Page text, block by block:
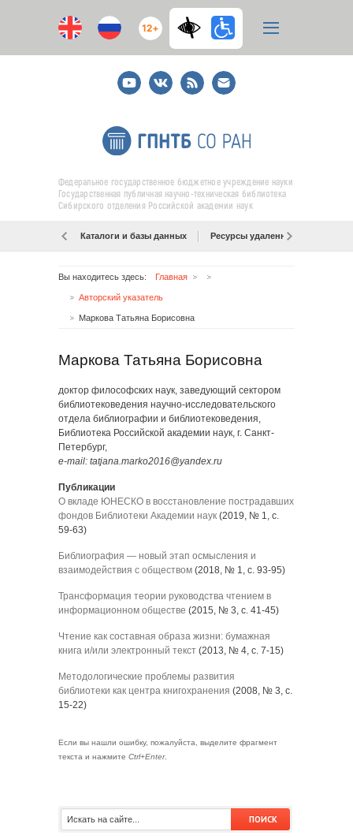
12+
YoutubeВКонтакте
RSS
E-
mail
подписка
Федеральное государственное бюджетное учреждение науки
Государственная публичная научно-техническая библиотека
Сибирского отделения Российской академии наук
Каталоги и базы данных Ресурсы удаленного доступа
Вы находитесь здесь: Главная
Авторский указатель
Маркова Татьяна Борисовна
Маркова Татьяна Борисовна
доктор философских наук, заведующий сектором
библиотековедения научно-исследовательского
отдела библиографии и библиотековедения,
Библиотека Российской академии наук, г. Санкт-
Петербург,
e-mail: tatjana.marko2016@yandex.ru
Публикации
О вкладе ЮНЕСКО в восстановление пострадавших
фондов Библиотеки Академии наук (2019, № 1, с.
59-63)
Библиография — новый этап осмысления и
взаимодействия с обществом (2018, № 1, с. 93-95)
Трансформация теории руководства чтением в
информационном обществе (2015, № 3, с. 41-45)
Чтение как составная образа жизни: бумажная
книга и/или электронный текст (2013, № 4, с. 7-15)
Методологические проблемы развития
библиотеки как центра книгохранения (2008, № 3, с.
15-22)
Если вы нашли ошибку, пожалуйста, выделите фрагмент
текста и нажмите Ctrl+Enter.